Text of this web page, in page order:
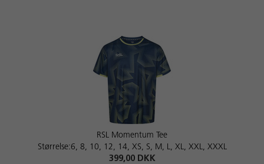
RSL Momentum Tee
Størrelse:6, 8, 10, 12, 14, XS, S, M, L, XL, XXL, XXXL
399,00 DKK